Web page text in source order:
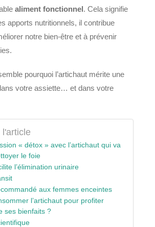
aliment fonctionnel. Cela signifie
apports nutritionnels, il contribue
notre bien-être et à prévenir
pourquoi l’artichaut mérite une
votre assiette… et dans votre
l'article
« détox » avec l’artichaut qui va
le foie
l’élimination urinaire
aux femmes enceintes
l’artichaut pour profiter
ses bienfaits ?